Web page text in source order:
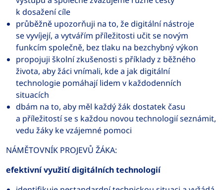
k dosažení cíle
průběžně upozorňuji na to, že digitální nástroje
se vyvíjejí, a vytvářím příležitosti učit se novým
funkcím společně, bez tlaku na bezchybný výkon
propojuji školní zkušenosti s příklady z běžného
života, aby žáci vnímali, kde a jak digitální
technologie pomáhají lidem v každodenních
situacích
dbám na to, aby měl každý žák dostatek času
a příležitostí se s každou novou technologií seznámit,
vedu žáky ke vzájemné pomoci
NÁMĚTOVNÍK PROJEVŮ ŽÁKA:
efektivní využití digitálních technologií